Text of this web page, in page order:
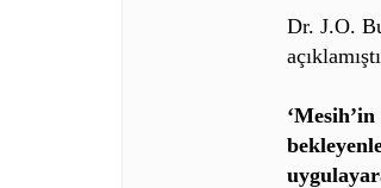
Dr. J.O.